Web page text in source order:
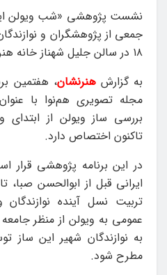
نشست پژوهشی «شب ویولن
۱۸ در سالن جلیل شهناز خانه هنرمندان ایران برگزار می‌شود.
به گزارشهنرنشان، هفتمین
مجله تصویری هم‌نوا با
بررسی ساز ویولن از
تاکنون اختصاص دارد.
در این برنامه پژوهشی
ایرانی قبل از ابوالحسن صبا،
تربیت نسل آینده نوازندگان
عمومی به ویولن از منظر
به نوازندگان شهیر این ساز
مطرح شود.